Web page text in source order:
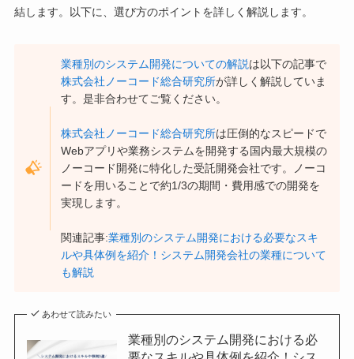
結します。以下に、選び方のポイントを詳しく解説します。
業種別のシステム開発についての解説は以下の記事で
株式会社ノーコード総合研究所が詳しく解説していま
す。是非合わせてご覧ください。
株式会社ノーコード総合研究所は圧倒的なスピードで
Webアプリや業務システムを開発する国内最大規模の
ノーコード開発に特化した受託開発会社です。ノーコ
ードを用いることで約1/3の期間・費用感での開発を
実現します。
関連記事:業種別のシステム開発における必要なスキ
ルや具体例を紹介！システム開発会社の業種について
も解説
あわせて読みたい
業種別のシステム開発における必